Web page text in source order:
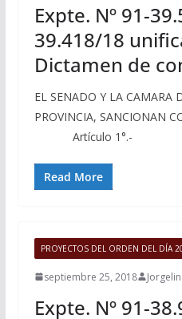
Expte. Nº 91-
39.418/18
Dictamen de
EL SENADO Y LA CAMARA
PROVINCIA, SANCIONAN
Artículo 1°.-
Read More
PROYECTOS DEL ORDEN DEL DÍA
septiembre 25, 2018
Expte. Nº 91-